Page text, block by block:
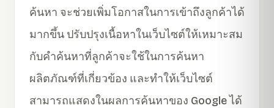
ค้นหา จะช่วยเพิ่มโอกาสในการเข้าถึงลูกค้าได้
มากขึ้น ปรับปรุงเนื้อหาในเว็บไซต์ให้เหมาะสม
กับคำค้นหาที่ลูกค้าจะใช้ในการค้นหา
ผลิตภัณฑ์ที่เกี่ยวข้อง และทำให้เว็บไซต์
สามารถแสดงในผลการค้นหาของ Google ได้